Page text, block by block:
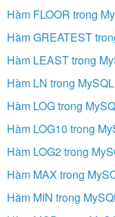
Hàm FLOOR trong
Hàm GREATEST
Hàm LEAST trong
Hàm LN trong MySQL
Hàm LOG trong
Hàm LOG10 trong
Hàm LOG2 trong
Hàm MAX trong
Hàm MIN trong